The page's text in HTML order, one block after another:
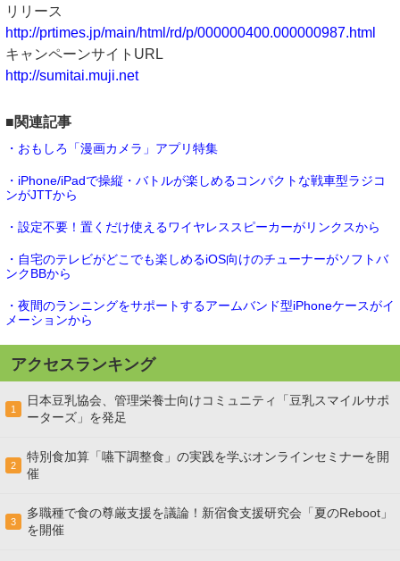
リリース
http://prtimes.jp/main/html/rd/p/000000400.000000987.html
キャンペーンサイトURL
http://sumitai.muji.net
■関連記事
・おもしろ「漫画カメラ」アプリ特集
・iPhone/iPadで操縦・バトルが楽しめるコンパクトな戦車型ラジコ
ンがJTTから
・設定不要！置くだけ使えるワイヤレススピーカーがリンクスから
・自宅のテレビがどこでも楽しめるiOS向けのチューナーがソフトバ
ンクBBから
・夜間のランニングをサポートするアームバンド型iPhoneケースがイ
メーションから
アクセスランキング
1
日本豆乳協会、管理栄養士向けコミュニティ「豆乳スマイルサポ
ーターズ」を発足
2
特別食加算「嚥下調整食」の実践を学ぶオンラインセミナーを開
催
3
多職種で食の尊厳支援を議論！新宿食支援研究会「夏のReboot」
を開催